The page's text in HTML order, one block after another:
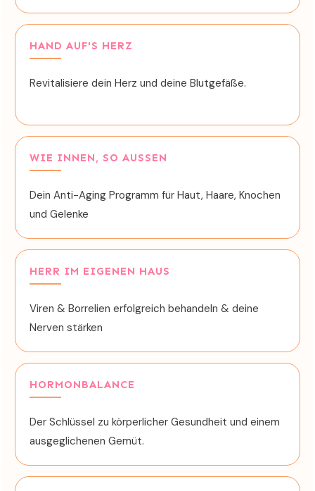
HAND AUF'S HERZ
Revitalisiere dein Herz und deine Blutgefäße.
WIE INNEN, SO AUSSEN
Dein Anti-Aging Programm für Haut, Haare, Knochen
und Gelenke
HERR IM EIGENEN HAUS
Viren & Borrelien erfolgreich behandeln & deine
Nerven stärken
HORMONBALANCE
Der Schlüssel zu körperlicher Gesundheit und einem
ausgeglichenen Gemüt.